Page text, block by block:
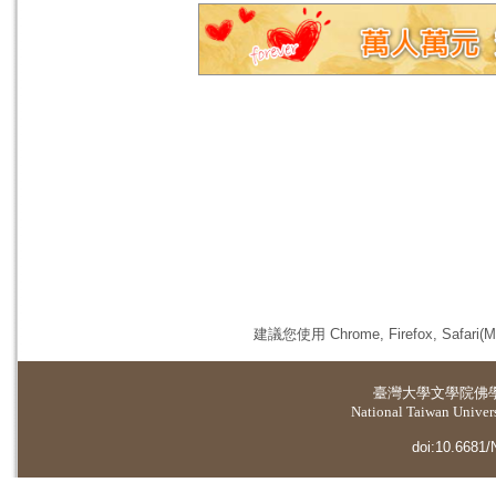
建議您使用 Chrome, Firefox,
臺灣大學文學院佛
National Taiwan
doi:10.6681/